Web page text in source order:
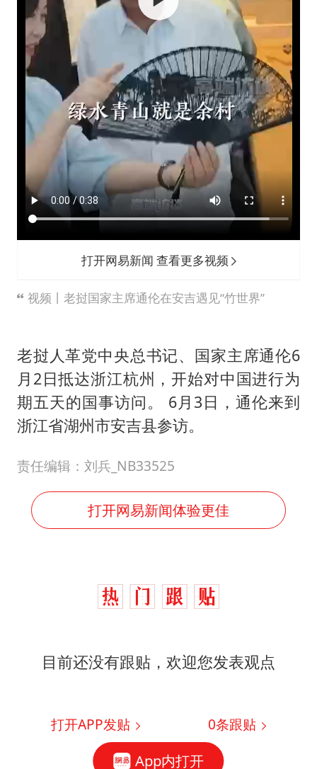
打开网易新闻 查看更多视频
视频丨老挝国家主席通伦在安吉遇见“竹世界”
老挝人革党中央总书记、国家主席通伦6
月2日抵达浙江杭州，开始对中国进行为
期五天的国事访问。 6月3日，通伦来到
浙江省湖州市安吉县参访。
责任编辑：刘兵_NB33525
打开网易新闻体验更佳
目前还没有跟贴，欢迎您发表观点
打开APP发贴 0条跟贴
App内打开